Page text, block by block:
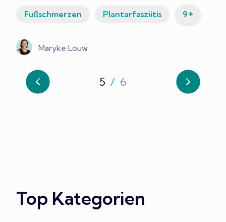
Fußschmerzen Plantarfasziitis 9 +
Maryke Louw
5 / 6
Top Kategorien